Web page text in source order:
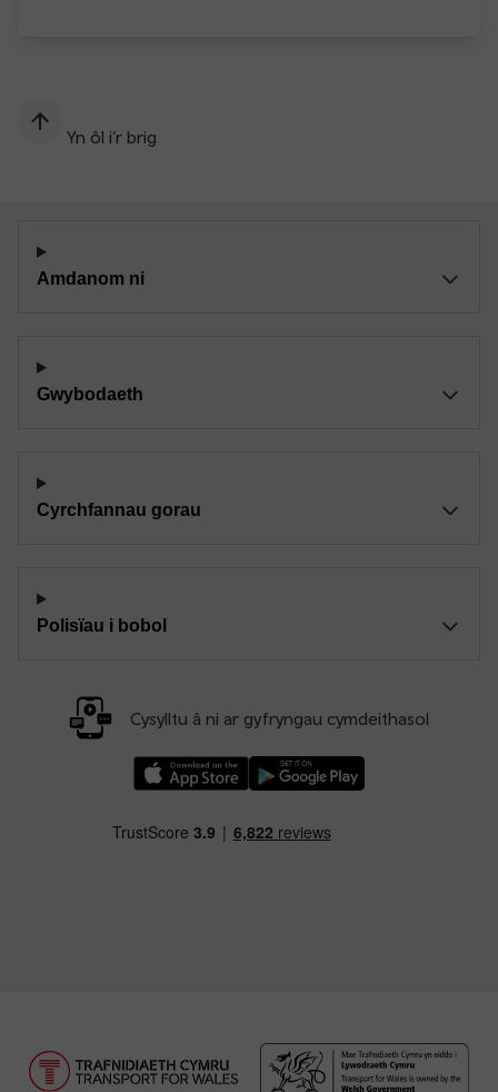
Yn ôl i’r brig
Amdanom ni
Gwybodaeth
Cyrchfannau gorau
Polisïau i bobol
Cysylltu â ni ar gyfryngau cymdeithasol